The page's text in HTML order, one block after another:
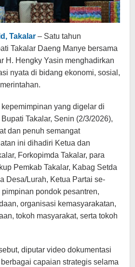
Takalar – Satu tahun
Takalar Daeng Manye bersama
H. Hengky Yasin menghadirkan
nyata di bidang ekonomi, sosial,
yang digelar di
Takalar, Senin (2/3/2026),
dan penuh semangat
ini dihadiri Ketua dan
Forkopimda Takalar, para
Pemkab Takalar, Kabag Setda
Desa/Lurah, Ketua Partai se-
pimpinan pondok pesantren,
organisasi kemasyarakatan,
tokoh masyarakat, serta tokoh
diputar video dokumentasi
capaian strategis selama